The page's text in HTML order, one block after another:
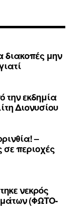
διακοπές μην
την εκδημία
Διονυσίου
–
περιοχές
νεκρός
(ΦΩΤΟ-